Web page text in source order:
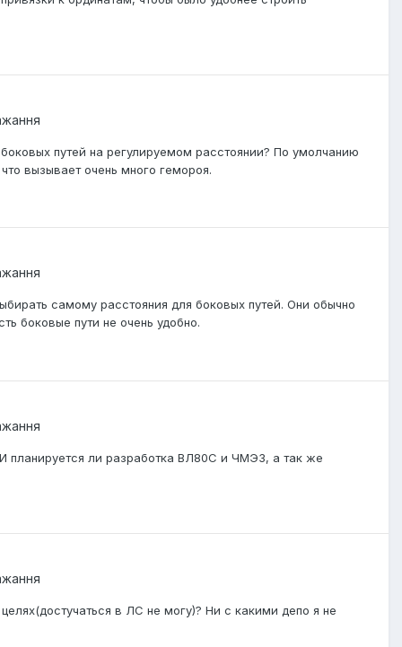
путей на регулируемом расстоянии? По умолчанию
вызывает очень много гемороя.
самому расстояния для боковых путей. Они обычно
боковые пути не очень удобно.
ли разработка ВЛ80С и ЧМЭ3, а так же
в ЛС не могу)? Ни с какими депо я не